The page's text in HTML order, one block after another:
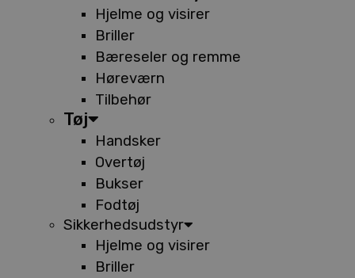
Hjelme og visirer
Briller
Bæreseler og remme
Høreværn
Tilbehør
Tøj
Handsker
Overtøj
Bukser
Fodtøj
Sikkerhedsudstyr
Hjelme og visirer
Briller